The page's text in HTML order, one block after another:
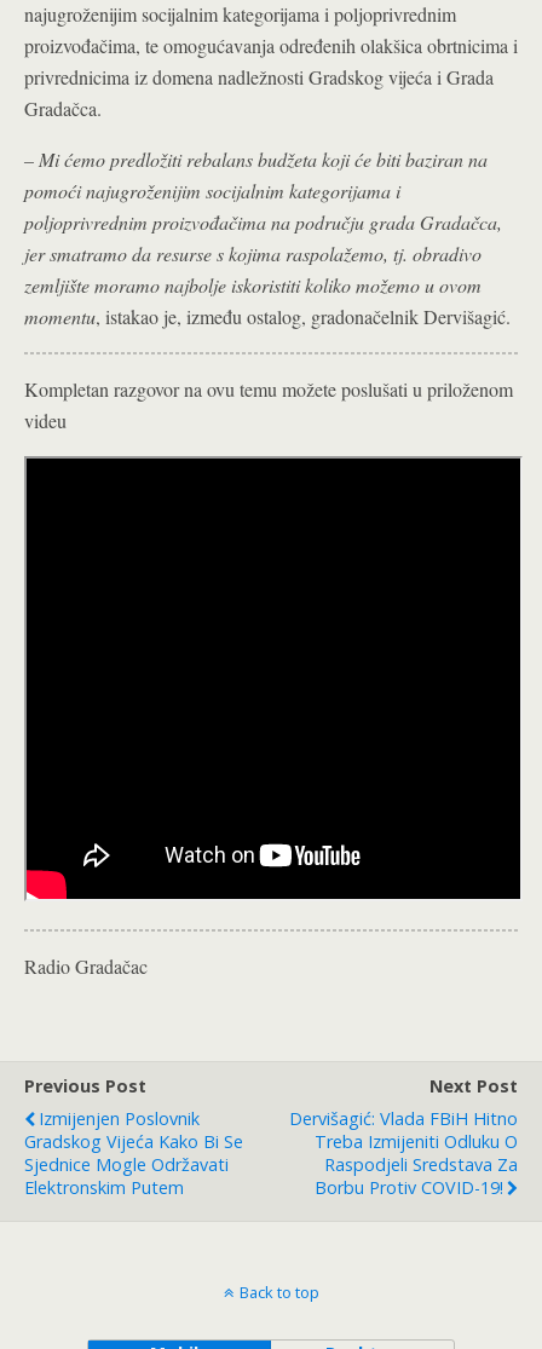
najugroženijim socijalnim kategorijama i poljoprivrednim
proizvođačima, te omogućavanja određenih olakšica obrtnicima i
privrednicima iz domena nadležnosti Gradskog vijeća i Grada
Gradačca.
– Mi ćemo predložiti rebalans budžeta koji će biti baziran na
pomoći najugroženijim socijalnim kategorijama i
poljoprivrednim proizvođačima na području grada Gradačca,
jer smatramo da resurse s kojima raspolažemo, tj. obradivo
zemljište moramo najbolje iskoristiti koliko možemo u ovom
momentu, istakao je, između ostalog, gradonačelnik Dervišagić.
Kompletan razgovor na ovu temu možete poslušati u priloženom
videu
Radio Gradačac
Previous Post
Izmijenjen Poslovnik
Gradskog Vijeća Kako Bi Se
Sjednice Mogle Održavati
Elektronskim Putem
Next Post
Dervišagić: Vlada FBiH Hitno
Treba Izmijeniti Odluku O
Raspodjeli Sredstava Za
Borbu Protiv COVID-19!
Back to top